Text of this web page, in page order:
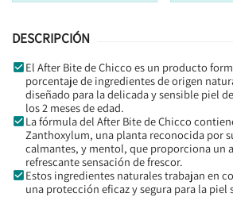
DESCRIPCIÓN
El After Bite de Chicco es un producto
porcentaje de ingredientes de origen
diseñado para la delicada y sensible piel
los 2 meses de edad.
La fórmula del After Bite de Chicco
Zanthoxylum, una planta reconocida por
calmantes, y mentol, que proporciona un
refrescante sensación de frescor.
Estos ingredientes naturales trabajan en
una protección eficaz y segura para la piel